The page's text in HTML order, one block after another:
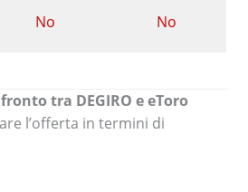
No No
tra DEGIRO e eToro
l’offerta in termini di